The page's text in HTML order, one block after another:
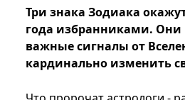
Три знака Зодиака
года избранниками. Они
важные сигналы от
кардинально изменить